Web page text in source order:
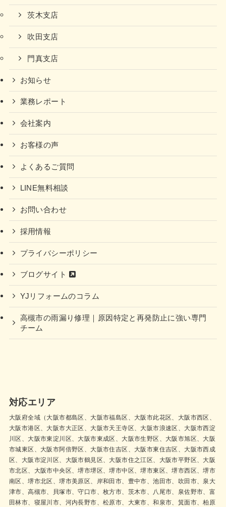
茨木支店
吹田支店
門真支店
お知らせ
業務レポート
会社案内
お客様の声
よくあるご質問
LINE無料相談
お問い合わせ
採用情報
プライバシーポリシー
ブログサイト
YJリフォームのコラム
高槻市の雨漏り修理｜原因特定と再発防止に強い専門
チーム
対応エリア
大阪府全域（大阪市都島区、大阪市福島区、大阪市此花区、大阪市西区、
大阪市港区、大阪市大正区、大阪市天王寺区、大阪市浪速区、大阪市西淀
川区、大阪市東淀川区、大阪市東成区、大阪市生野区、大阪市旭区、大阪
市城東区、大阪市阿倍野区、大阪市住吉区、大阪市東住吉区、大阪市西成
区、大阪市淀川区、大阪市鶴見区、大阪市住之江区、大阪市平野区、大阪
市北区、大阪市中央区、堺市堺区、堺市中区、堺市東区、堺市西区、堺市
南区、堺市北区、堺市美原区、岸和田市、豊中市、池田市、吹田市、泉大
津市、高槻市、貝塚市、守口市、枚方市、茨木市、八尾市、泉佐野市、富
田林市、寝屋川市、河内長野市、松原市、大東市、和泉市、箕面市、柏原